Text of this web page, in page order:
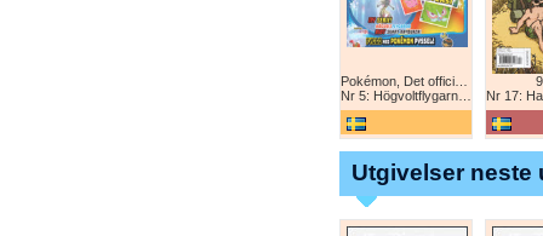
Nr 5: Högvoltflygarna mot Svart Rayquaza!
Nr 17: Harald
Utgivelser neste